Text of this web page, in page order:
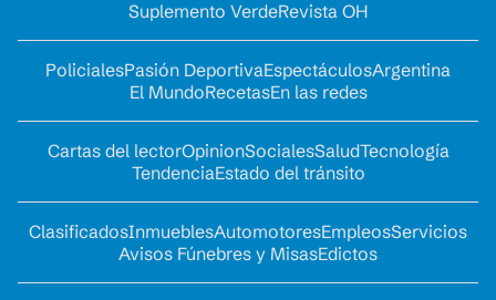
Suplemento VerdeRevista OH
PolicialesPasión DeportivaEspectáculosArgentina
El MundoRecetasEn las redes
Cartas del lectorOpinionSocialesSaludTecnología
TendenciaEstado del tránsito
ClasificadosInmueblesAutomotoresEmpleosServicios
Avisos Fúnebres y MisasEdictos